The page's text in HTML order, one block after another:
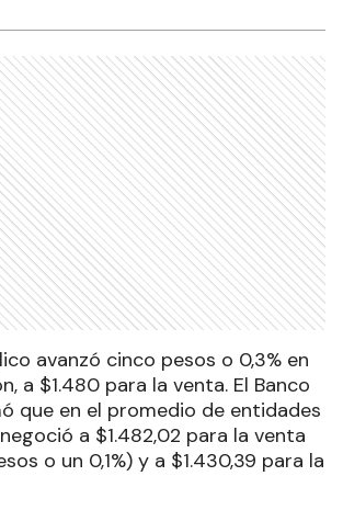
avanzó cinco pesos o 0,3% en
a $1.480 para la venta. El Banco
que en el promedio de entidades
a $1.482,02 para la venta
o un 0,1%) y a $1.430,39 para la